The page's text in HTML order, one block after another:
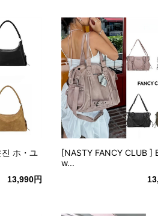
진 ホ・ユ
13,990円
[NASTY FANCY CLUB ]
w...